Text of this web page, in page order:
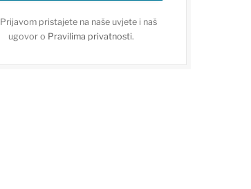
Prijavom pristajete na naše uvjete i naš
ugovor o Pravilima privatnosti.